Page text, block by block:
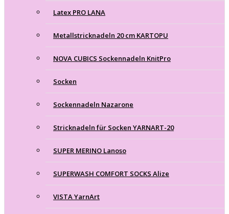
Latex PRO LANA
Metallstricknadeln 20 cm KARTOPU
NOVA CUBICS Sockennadeln KnitPro
Socken
Sockennadeln Nazarone
Stricknadeln für Socken YARNART-20
SUPER MERINO Lanoso
SUPERWASH COMFORT SOCKS Alize
VISTA YarnArt